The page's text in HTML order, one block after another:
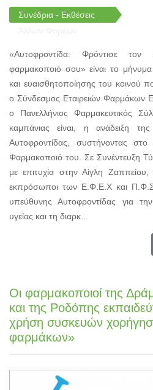
Συνέδρια - Εκθέσεις
«Αυτοφροντίδα: Φρόντισε
φαρμακοποιό σου» είναι το
και ευαισθητοποίησης του κοινού
ο Σύνδεσμος Εταιρειών Φαρμάκων
ο Πανελλήνιος Φαρμακευτικός
καμπάνιας είναι, η ανάδειξη
Αυτοφροντίδας, συστήνοντας
Φαρμακοποιό του. Σε Συνέντευξη
με επιτυχία στην Αίγλη
εκπρόσωποι των Ε.Φ.Ε.Χ και
υπεύθυνης Αυτοφροντίδας για
υγείας και τη διαρκ...
Οι φαρμακοποιοί της
και της Ροδόπης
χρήση συσκευών
φαρμάκων»